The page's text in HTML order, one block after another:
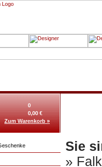
0
0,00 €
Zum Warenkorb »
Sie
»